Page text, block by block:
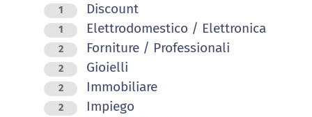
1 Discount
1 Elettrodomestico / Elettronica
2 Forniture / Professionali
2 Gioielli
2 Immobiliare
2 Impiego